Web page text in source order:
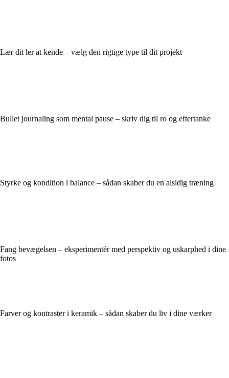
Lær dit ler at kende – vælg den rigtige type til dit projekt
Bullet journaling som mental pause – skriv dig til ro og eftertanke
Styrke og kondition i balance – sådan skaber du en alsidig træning
Fang bevægelsen – eksperimentér med perspektiv og uskarphed i dine
fotos
Farver og kontraster i keramik – sådan skaber du liv i dine værker